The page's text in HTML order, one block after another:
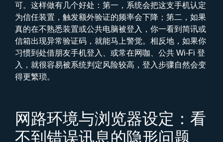
可。这样做有几个好处：第一，系统会把这支手机认定
为信任装置，触发额外验证的频率会下降；第二，如果
真的在不熟悉装置或公共电脑被登入，你一看到简讯或
信箱出现异常验证码，就能马上警觉。相反地，如果你
习惯到处借朋友手机登入、或常在网咖、公共 Wi-Fi 登
入，就很容易被系统判定风险较高，登入步骤自然会变
得更繁琐。
网路环境与浏览器设定：看
不到错误讯息的隐形问题